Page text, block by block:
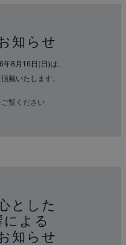
知らせ
8月16日(日)は、
戴いたします。
覧ください
とした
よる
知らせ